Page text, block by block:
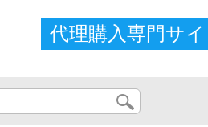
代理購入専門サイ